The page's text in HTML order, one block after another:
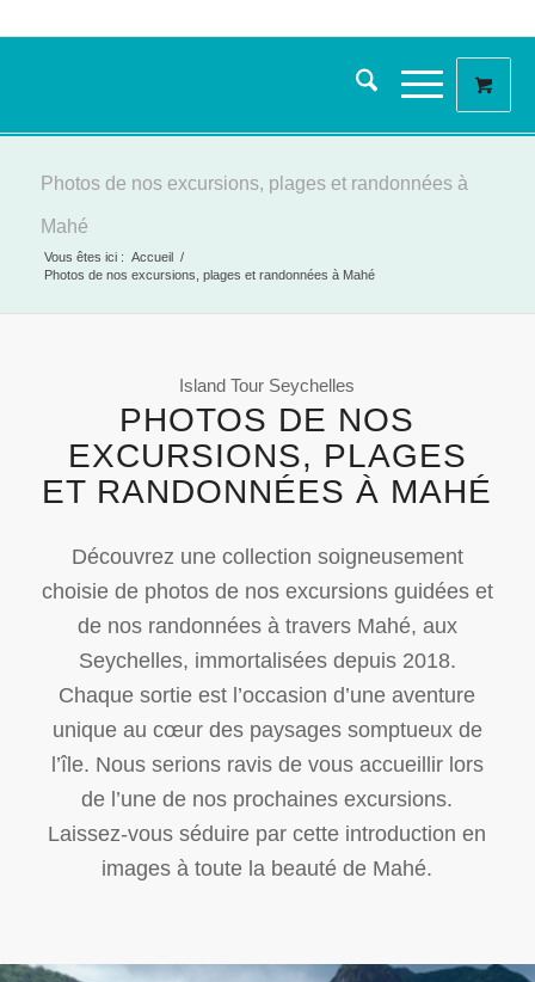
Photos de nos excursions, plages et randonnées à
Mahé
Vous êtes ici : Accueil /
Photos de nos excursions, plages et randonnées à Mahé
Island Tour Seychelles
PHOTOS DE NOS
EXCURSIONS, PLAGES
ET RANDONNÉES À MAHÉ
Découvrez une collection soigneusement
choisie de photos de nos excursions guidées et
de nos randonnées à travers Mahé, aux
Seychelles, immortalisées depuis 2018.
Chaque sortie est l’occasion d’une aventure
unique au cœur des paysages somptueux de
l’île. Nous serions ravis de vous accueillir lors
de l’une de nos prochaines excursions.
Laissez-vous séduire par cette introduction en
images à toute la beauté de Mahé.